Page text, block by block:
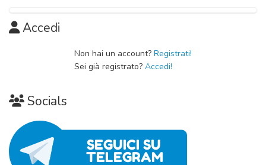
Accedi
Non hai un account? Registrati!
Sei già registrato? Accedi!
Socials